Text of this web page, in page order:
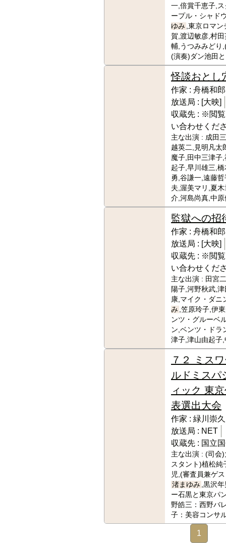
一,倍賞千恵子,
ープル・シャド
ゆみ ,東京ロマ
賀,渡辺敏彦,村
輔,うつみみどり
(演奏)ダン池田
怪談おとし
作家 : 舟橋和郎
放送局 : [大映]
収蔵先 : ※閲覧
い合わせくだ
主な出演 : 成田
越英二,見明凡太
魔子,田中三津子
起子,早川雄三,
勇,谷謙一,遠藤
夫,渥美マリ,夏
介,河島尚真,中
監獄への招
作家 : 舟橋和郎
放送局 : [大映]
収蔵先 : ※閲覧
い合わせくだ
主な出演 : 田宮
陽子,河野秋武,
康,マイク・ダニ
み ,笠原玲子,伊
ンツ・グルーベ
ン,ベンツ・ドラ
津子,津山由起子
７２ ミス
ルドミスパ
ィック 東
表選出大会
作家 : 緑川崇久
放送局 : NET
収蔵先 : 国立
主な出演 : (司会)
スタント)植松純
児,(審査員兼ゲ
渚まゆみ ,黒沢
ー石黒と東京パ
野皓三：西野バ
子：美容コンサ
1